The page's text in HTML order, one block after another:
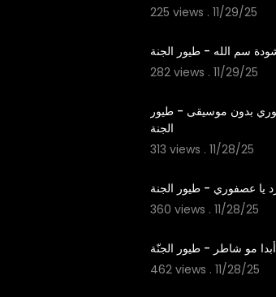
225 views . 11/29/25
سم الله - طيور الجنة
282 views . 11/29/25
بدون موسيقى - طيور
الجنة
313 views . 11/28/25
يا عصفوري - طيور الجنة
360 views . 11/28/25
مو شاطر - طيور الجنّة
462 views . 11/28/25